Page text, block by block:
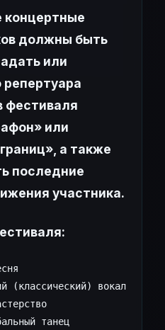
концертные
должны быть
или
фестиваля
или
а также
последние
участника.